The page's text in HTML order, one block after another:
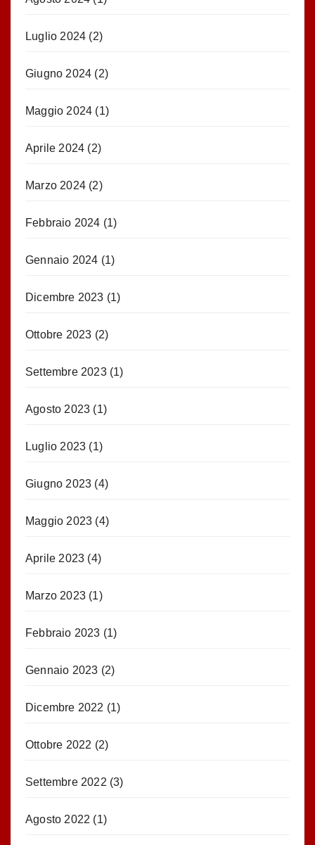
Luglio 2024 (2)
Giugno 2024 (2)
Maggio 2024 (1)
Aprile 2024 (2)
Marzo 2024 (2)
Febbraio 2024 (1)
Gennaio 2024 (1)
Dicembre 2023 (1)
Ottobre 2023 (2)
Settembre 2023(1)
Agosto 2023 (1)
Luglio 2023 (1)
Giugno 2023 (4)
Maggio 2023 (4)
Aprile 2023 (4)
Marzo 2023 (1)
Febbraio 2023 (1)
Gennaio 2023 (2)
Dicembre 2022 (1)
Ottobre 2022 (2)
Settembre 2022 (3)
Agosto 2022 (1)